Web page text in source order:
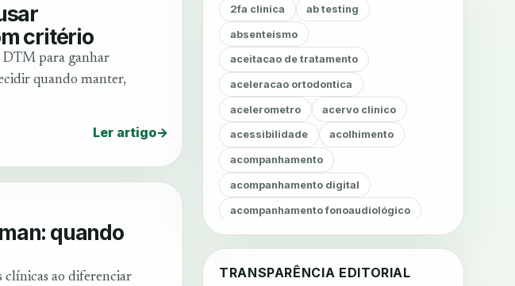
critério
DTM para ganhar
quando manter,
Ler artigo→
quando
clínicas ao diferenciar
2fa clinica ab testing
absenteismo
aceitacao de tratamento
aceleracao ortodontica
acelerometro acervo clinico
acessibilidade acolhimento
acompanhamento
acompanhamento digital
acompanhamento fonoaudiológico
acompanhamento nutricional
TRANSPARÊNCIA EDITORIAL